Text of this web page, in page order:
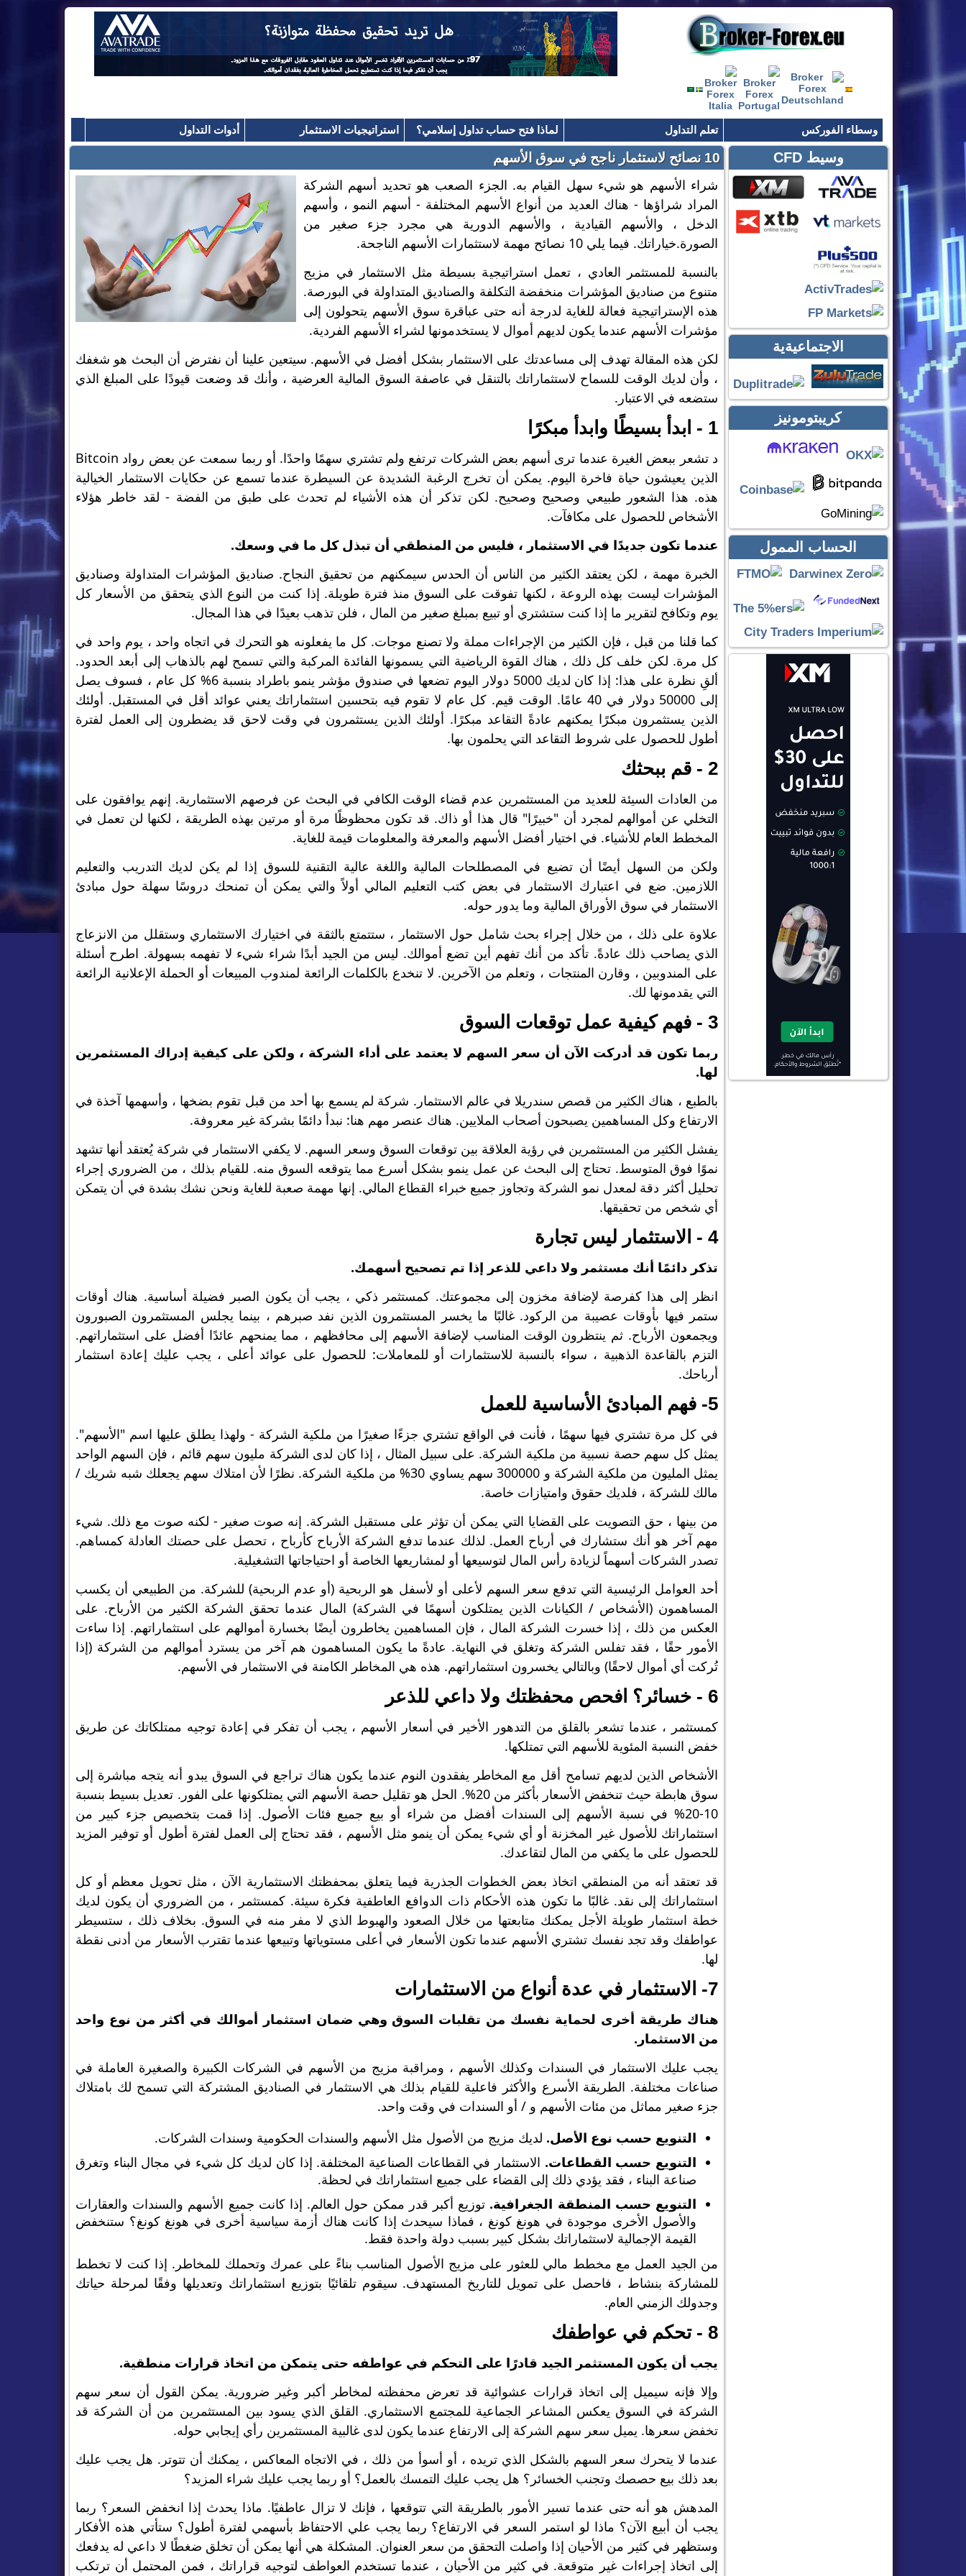
وسطاء الفوركس تعلم التداول لماذا فتح حساب تداول إسلامي؟ استراتيجيات الاستثمار أدوات التداول
وسيط CFD
الاجتماعيةية
كريبتومونيز
الحساب الممول
10 نصائح لاستثمار ناجح في سوق الأسهم
شراء الأسهم هو شيء سهل القيام به. الجزء الصعب هو تحديد أسهم الشركة
المراد شراؤها - هناك العديد من أنواع الأسهم المختلفة - أسهم النمو ، وأسهم
الدخل ، والأسهم القيادية ، والأسهم الدورية هي مجرد جزء صغير من
الصورة.خياراتك. فيما يلي 10 نصائح مهمة لاستثمارات الأسهم الناجحة.
بالنسبة للمستثمر العادي ، تعمل استراتيجية بسيطة مثل الاستثمار في مزيج
متنوع من صناديق المؤشرات منخفضة التكلفة والصناديق المتداولة في البورصة.
هذه الإستراتيجية فعالة للغاية لدرجة أنه حتى عباقرة سوق الأسهم يتحولون إلى
مؤشرات الأسهم عندما يكون لديهم أموال لا يستخدمونها لشراء الأسهم الفردية.
لكن هذه المقالة تهدف إلى مساعدتك على الاستثمار بشكل أفضل في الأسهم. سيتعين علينا أن نفترض أن البحث هو شغفك
، وأن لديك الوقت للسماح لاستثماراتك بالتنقل في عاصفة السوق المالية العرضية ، وأنك قد وضعت قيودًا على المبلغ الذي
ستضعه في الاعتبار.
1 - ابدأ بسيطًا وابدأ مبكرًا
د تشعر ببعض الغيرة عندما ترى أسهم بعض الشركات ترتفع ولم تشتري سهمًا واحدًا. أو ربما سمعت عن بعض رواد Bitcoin
الذين يعيشون حياة فاخرة اليوم. يمكن أن تخرج الرغبة الشديدة عن السيطرة عندما تسمع عن حكايات الاستثمار الخيالية
هذه. هذا الشعور طبيعي وصحيح وصحيح. لكن تذكر أن هذه الأشياء لم تحدث على طبق من الفضة - لقد خاطر هؤلاء
الأشخاص للحصول على مكافآت.
عندما تكون جديدًا في الاستثمار ، فليس من المنطقي أن تبذل كل ما في وسعك.
الخبرة مهمة ، لكن يعتقد الكثير من الناس أن الحدس سيمكنهم من تحقيق النجاح. صناديق المؤشرات المتداولة وصناديق
المؤشرات ليست بهذه الروعة ، لكنها تفوقت على السوق منذ فترة طويلة. إذا كنت من النوع الذي يتحقق من الأسعار كل
يوم وتكافح لتقرير ما إذا كنت ستشتري أو تبيع بمبلغ صغير من المال ، فلن تذهب بعيدًا في هذا المجال.
كما قلنا من قبل ، فإن الكثير من الإجراءات مملة ولا تصنع موجات. كل ما يفعلونه هو التحرك في اتجاه واحد ، يوم واحد في
كل مرة. لكن خلف كل ذلك ، هناك القوة الرياضية التي يسمونها الفائدة المركبة والتي تسمح لهم بالذهاب إلى أبعد الحدود.
ألقِ نظرة على هذا: إذا كان لديك 5000 دولار اليوم تضعها في صندوق مؤشر ينمو باطراد بنسبة 6% كل عام ، فسوف يصل
إلى 50000 دولار في 40 عامًا. الوقت قيم. كل عام لا تقوم فيه بتحسين استثماراتك يعني عوائد أقل في المستقبل. أولئك
الذين يستثمرون مبكرًا يمكنهم عادةً التقاعد مبكرًا. أولئك الذين يستثمرون في وقت لاحق قد يضطرون إلى العمل لفترة
أطول للحصول على شروط التقاعد التي يحلمون بها.
2 - قم ببحثك
من العادات السيئة للعديد من المستثمرين عدم قضاء الوقت الكافي في البحث عن فرصهم الاستثمارية. إنهم يوافقون على
التخلي عن أموالهم لمجرد أن "خبيرًا" قال هذا أو ذاك. قد تكون محظوظًا مرة أو مرتين بهذه الطريقة ، لكنها لن تعمل في
المخطط العام للأشياء. في اختيار أفضل الأسهم والمعرفة والمعلومات قيمة للغاية.
ولكن من السهل أيضًا أن تضيع في المصطلحات المالية واللغة عالية التقنية للسوق إذا لم يكن لديك التدريب والتعليم
اللازمين. ضع في اعتبارك الاستثمار في بعض كتب التعليم المالي أولاً والتي يمكن أن تمنحك دروسًا سهلة حول مبادئ
الاستثمار في سوق الأوراق المالية وما يدور حوله.
علاوة على ذلك ، من خلال إجراء بحث شامل حول الاستثمار ، ستتمتع بالثقة في اختيارك الاستثماري وستقلل من الانزعاج
الذي يصاحب ذلك عادةً. تأكد من أنك تفهم أين تضع أموالك. ليس من الجيد أبدًا شراء شيء لا تفهمه بسهولة. اطرح أسئلة
على المندوبين ، وقارن المنتجات ، وتعلم من الآخرين. لا تنخدع بالكلمات الرائعة لمندوب المبيعات أو الحملة الإعلانية الرائعة
التي يقدمونها لك.
3 - فهم كيفية عمل توقعات السوق
ربما تكون قد أدركت الآن أن سعر السهم لا يعتمد على أداء الشركة ، ولكن على كيفية إدراك المستثمرين
لها.
بالطبع ، هناك الكثير من قصص سندريلا في عالم الاستثمار. شركة لم يسمع بها أحد من قبل تقوم بضخها ، وأسهمها آخذة في
الارتفاع وكل المساهمين يصبحون أصحاب الملايين. هناك عنصر مهم هنا: نبدأ دائمًا بشركة غير معروفة.
يفشل الكثير من المستثمرين في رؤية العلاقة بين توقعات السوق وسعر السهم. لا يكفي الاستثمار في شركة يُعتقد أنها تشهد
نموًا فوق المتوسط. تحتاج إلى البحث عن عمل ينمو بشكل أسرع مما يتوقعه السوق منه. للقيام بذلك ، من الضروري إجراء
تحليل أكثر دقة لمعدل نمو الشركة وتجاوز جميع خبراء القطاع المالي. إنها مهمة صعبة للغاية ونحن نشك بشدة في أن يتمكن
أي شخص من تحقيقها.
4 - الاستثمار ليس تجارة
تذكر دائمًا أنك مستثمر ولا داعي للذعر إذا تم تصحيح أسهمك.
انظر إلى هذا كفرصة لإضافة مخزون إلى مجموعتك. كمستثمر ذكي ، يجب أن يكون الصبر فضيلة أساسية. هناك أوقات
ستمر فيها بأوقات عصيبة من الركود. غالبًا ما يخسر المستثمرون الذين نفد صبرهم ، بينما يجلس المستثمرون الصبورون
ويجمعون الأرباح. ثم ينتظرون الوقت المناسب لإضافة الأسهم إلى محافظهم ، مما يمنحهم عائدًا أفضل على استثماراتهم.
التزم بالقاعدة الذهبية ، سواء بالنسبة للاستثمارات أو للمعاملات: للحصول على عوائد أعلى ، يجب عليك إعادة استثمار
أرباحك.
5- فهم المبادئ الأساسية للعمل
في كل مرة تشتري فيها سهمًا ، فأنت في الواقع تشتري جزءًا صغيرًا من ملكية الشركة - ولهذا يطلق عليها اسم "الأسهم".
يمثل كل سهم حصة نسبية من ملكية الشركة. على سبيل المثال ، إذا كان لدى الشركة مليون سهم قائم ، فإن السهم الواحد
يمثل المليون من ملكية الشركة و 300000 سهم يساوي 30% من ملكية الشركة. نظرًا لأن امتلاك سهم يجعلك شبه شريك /
مالك للشركة ، فلديك حقوق وامتيازات خاصة.
من بينها ، حق التصويت على القضايا التي يمكن أن تؤثر على مستقبل الشركة. إنه صوت صغير - لكنه صوت مع ذلك. شيء
مهم آخر هو أنك ستشارك في أرباح العمل. لذلك عندما تدفع الشركة الأرباح كأرباح ، تحصل على حصتك العادلة كمساهم.
تصدر الشركات أسهماً لزيادة رأس المال لتوسيعها أو لمشاريعها الخاصة أو احتياجاتها التشغيلية.
أحد العوامل الرئيسية التي تدفع سعر السهم لأعلى أو لأسفل هو الربحية (أو عدم الربحية) للشركة. من الطبيعي أن يكسب
المساهمون (الأشخاص / الكيانات الذين يمتلكون أسهمًا في الشركة) المال عندما تحقق الشركة الكثير من الأرباح. على
العكس من ذلك ، إذا خسرت الشركة المال ، فإن المساهمين يخاطرون أيضًا بخسارة أموالهم على استثماراتهم. إذا ساءت
الأمور حقًا ، فقد تفلس الشركة وتغلق في النهاية. عادةً ما يكون المساهمون هم آخر من يسترد أموالهم من الشركة (إذا
تُركت أي أموال لاحقًا) وبالتالي يخسرون استثماراتهم. هذه هي المخاطر الكامنة في الاستثمار في الأسهم.
6 - خسائر؟ افحص محفظتك ولا داعي للذعر
كمستثمر ، عندما تشعر بالقلق من التدهور الأخير في أسعار الأسهم ، يجب أن تفكر في إعادة توجيه ممتلكاتك عن طريق
خفض النسبة المئوية للأسهم التي تمتلكها.
الأشخاص الذين لديهم تسامح أقل مع المخاطر يفقدون النوم عندما يكون هناك تراجع في السوق يبدو أنه يتجه مباشرة إلى
سوق هابطة حيث تنخفض الأسعار بأكثر من 20%. الحل هو تقليل حصة الأسهم التي يمتلكونها على الفور. تعديل بسيط بنسبة
10-20% في نسبة الأسهم إلى السندات أفضل من شراء أو بيع جميع فئات الأصول. إذا قمت بتخصيص جزء كبير من
استثماراتك للأصول غير المخزنة أو أي شيء يمكن أن ينمو مثل الأسهم ، فقد تحتاج إلى العمل لفترة أطول أو توفير المزيد
للحصول على ما يكفي من المال لتقاعدك.
قد تعتقد أنه من المنطقي اتخاذ بعض الخطوات الجذرية فيما يتعلق بمحفظتك الاستثمارية الآن ، مثل تحويل معظم أو كل
استثماراتك إلى نقد. غالبًا ما تكون هذه الأحكام ذات الدوافع العاطفية فكرة سيئة. كمستثمر ، من الضروري أن يكون لديك
خطة استثمار طويلة الأجل يمكنك متابعتها من خلال الصعود والهبوط الذي لا مفر منه في السوق. بخلاف ذلك ، ستسيطر
عواطفك وقد تجد نفسك تشتري الأسهم عندما تكون الأسعار في أعلى مستوياتها وتبيعها عندما تقترب الأسعار من أدنى نقطة
لها.
7- الاستثمار في عدة أنواع من الاستثمارات
هناك طريقة أخرى لحماية نفسك من تقلبات السوق وهي ضمان استثمار أموالك في أكثر من نوع واحد
من الاستثمار.
يجب عليك الاستثمار في السندات وكذلك الأسهم ، ومراقبة مزيج من الأسهم في الشركات الكبيرة والصغيرة العاملة في
صناعات مختلفة. الطريقة الأسرع والأكثر فاعلية للقيام بذلك هي الاستثمار في الصناديق المشتركة التي تسمح لك بامتلاك
جزء صغير مماثل من مئات الأسهم و / أو السندات في وقت واحد.
التنويع حسب نوع الأصل. لديك مزيج من الأصول مثل الأسهم والسندات الحكومية وسندات الشركات.
التنويع حسب القطاعات. الاستثمار في القطاعات الصناعية المختلفة. إذا كان لديك كل شيء في مجال البناء وتغرق
صناعة البناء ، فقد يؤدي ذلك إلى القضاء على جميع استثماراتك في لحظة.
التنويع حسب المنطقة الجغرافية. توزيع أكبر قدر ممكن حول العالم. إذا كانت جميع الأسهم والسندات والعقارات
والأصول الأخرى موجودة في هونغ كونغ ، فماذا سيحدث إذا كانت هناك أزمة سياسية أخرى في هونغ كونغ؟ ستنخفض
القيمة الإجمالية لاستثماراتك بشكل كبير بسبب دولة واحدة فقط.
من الجيد العمل مع مخطط مالي للعثور على مزيج الأصول المناسب بناءً على عمرك وتحملك للمخاطر. إذا كنت لا تخطط
للمشاركة بنشاط ، فاحصل على تمويل للتاريخ المستهدف. سيقوم تلقائيًا بتوزيع استثماراتك وتعديلها وفقًا لمرحلة حياتك
وجدولك الزمني العام.
8 - تحكم في عواطفك
يجب أن يكون المستثمر الجيد قادرًا على التحكم في عواطفه حتى يتمكن من اتخاذ قرارات منطقية.
وإلا فإنه سيميل إلى اتخاذ قرارات عشوائية قد تعرض محفظته لمخاطر أكبر وغير ضرورية. يمكن القول أن سعر سهم
الشركة في السوق يعكس المشاعر الجماعية للمجتمع الاستثماري. القلق الذي يسود بين المستثمرين من أن الشركة قد
تخفض سعرها. يميل سعر سهم الشركة إلى الارتفاع عندما يكون لدى غالبية المستثمرين رأي إيجابي حوله.
عندما لا يتحرك سعر السهم بالشكل الذي تريده ، أو أسوأ من ذلك ، في الاتجاه المعاكس ، يمكنك أن تتوتر. هل يجب عليك
بعد ذلك بيع حصصك وتجنب الخسائر؟ هل يجب عليك التمسك بالعمل؟ أو ربما يجب عليك شراء المزيد؟
المدهش هو أنه حتى عندما تسير الأمور بالطريقة التي تتوقعها ، فإنك لا تزال عاطفيًا. ماذا يحدث إذا انخفض السعر؟ ربما
يجب أن أبيع الآن؟ ماذا لو استمر السعر في الارتفاع؟ ربما يجب علي الاحتفاظ بأسهمي لفترة أطول؟ ستأتي هذه الأفكار
وستظهر في كثير من الأحيان إذا واصلت التحقق من سعر العنوان. المشكلة هي أنها يمكن أن تخلق ضغطًا لا داعي له يدفعك
إلى اتخاذ إجراءات غير متوقعة. في كثير من الأحيان ، عندما تستخدم العواطف لتوجيه قراراتك ، فمن المحتمل أن ترتكب